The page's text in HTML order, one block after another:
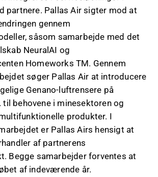
partnere. Pallas Air sigter mod at
gennem
såsom samarbejde med det
NeuralAI og
Homeworks TM. Gennem
søger Pallas Air at introducere
Genano-luftrensere på
til behovene i minesektoren og
produkter. I
er Pallas Airs hensigt at
af partnerens
Begge samarbejder forventes at
af indeværende år.